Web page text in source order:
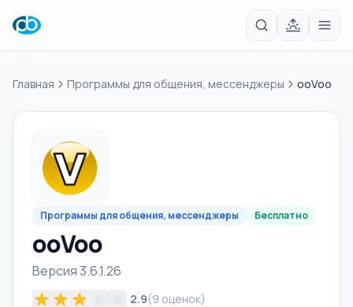
Главная Программы для общения, мессенджеры ooVoo
Программы для общения, мессенджеры Бесплатно
ooVoo
Версия 3.6.1.26
2.9(9 оценок)